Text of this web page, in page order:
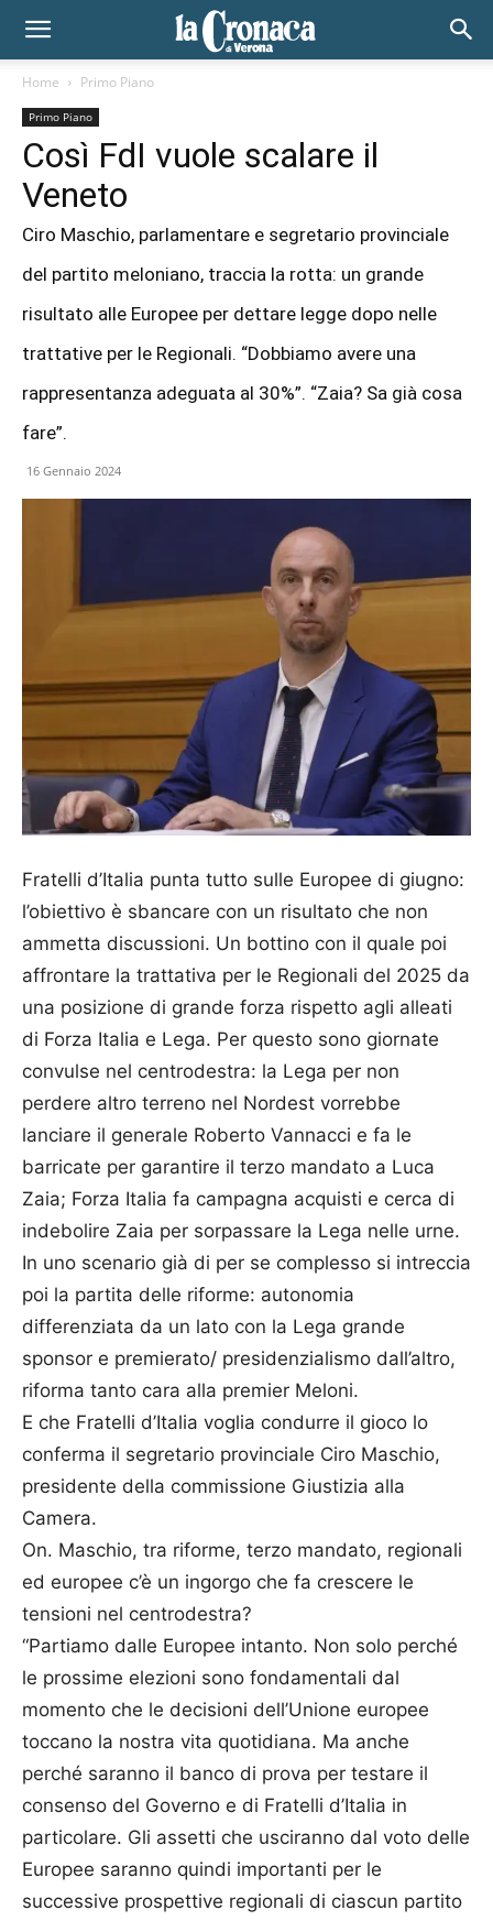
Home Primo Piano
Primo Piano
Così FdI vuole scalare il
Veneto
Ciro Maschio, parlamentare e segretario provinciale
del partito meloniano, traccia la rotta: un grande
risultato alle Europee per dettare legge dopo nelle
trattative per le Regionali. “Dobbiamo avere una
rappresentanza adeguata al 30%”. “Zaia? Sa già cosa
fare”.
16 Gennaio 2024
Fratelli d’Italia punta tutto sulle Europee di giugno:
l’obiettivo è sbancare con un risultato che non
ammetta discussioni. Un bottino con il quale poi
affrontare la trattativa per le Regionali del 2025 da
una posizione di grande forza rispetto agli alleati
di Forza Italia e Lega. Per questo sono giornate
convulse nel centrodestra: la Lega per non
perdere altro terreno nel Nordest vorrebbe
lanciare il generale Roberto Vannacci e fa le
barricate per garantire il terzo mandato a Luca
Zaia; Forza Italia fa campagna acquisti e cerca di
indebolire Zaia per sorpassare la Lega nelle urne.
In uno scenario già di per se complesso si intreccia
poi la partita delle riforme: autonomia
differenziata da un lato con la Lega grande
sponsor e premierato/ presidenzialismo dall’altro,
riforma tanto cara alla premier Meloni.
E che Fratelli d’Italia voglia condurre il gioco lo
conferma il segretario provinciale Ciro Maschio,
presidente della commissione Giustizia alla
Camera.
On. Maschio, tra riforme, terzo mandato, regionali
ed europee c’è un ingorgo che fa crescere le
tensioni nel centrodestra?
“Partiamo dalle Europee intanto. Non solo perché
le prossime elezioni sono fondamentali dal
momento che le decisioni dell’Unione europee
toccano la nostra vita quotidiana. Ma anche
perché saranno il banco di prova per testare il
consenso del Governo e di Fratelli d’Italia in
particolare. Gli assetti che usciranno dal voto delle
Europee saranno quindi importanti per le
successive prospettive regionali di ciascun partito